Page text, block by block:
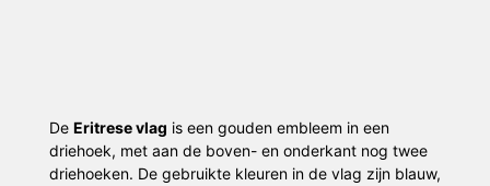
De Eritrese vlag is een gouden embleem in een
driehoek, met aan de boven- en onderkant nog twee
driehoeken. De gebruikte kleuren in de vlag zijn blauw,